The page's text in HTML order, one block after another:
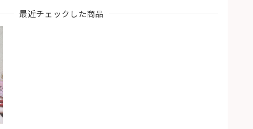
最近チェックした商品